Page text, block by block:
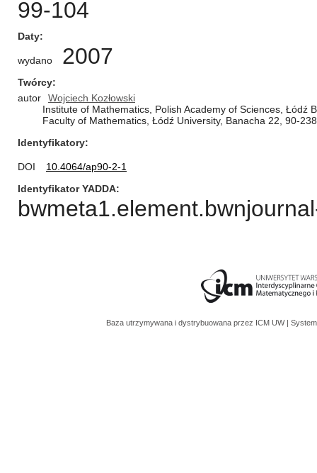
99-104
Daty
wydano 2007
Twórcy
autor
Wojciech Kozłowski
Institute of Mathematics, Polish Academy of Sciences, Łódź
Faculty of Mathematics, Łódź University, Banacha 22, 90-
Identyfikatory
DOI
10.4064/ap90-2-1
Identyfikator YADDA
Baza utrzymywana i dystrybuowana przez ICM UW |